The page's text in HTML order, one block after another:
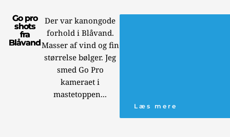
Go pro
shots
fra
Blåvand
Der var kanongode
forhold i Blåvand.
Masser af vind og fin
størrelse bølger. Jeg
smed Go Pro
kameraet i
mastetoppen...
Læs mere